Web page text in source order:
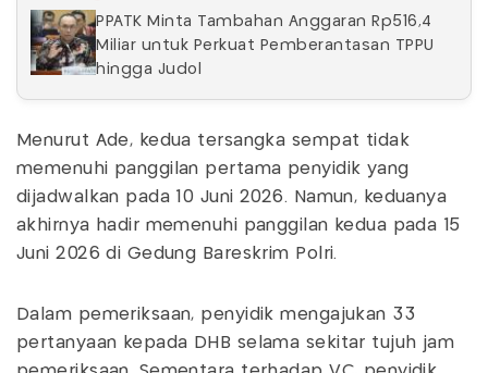
PPATK Minta Tambahan Anggaran Rp516,4
Miliar untuk Perkuat Pemberantasan TPPU
hingga Judol
Menurut Ade, kedua tersangka sempat tidak
memenuhi panggilan pertama penyidik yang
dijadwalkan pada 10 Juni 2026. Namun, keduanya
akhirnya hadir memenuhi panggilan kedua pada 15
Juni 2026 di Gedung Bareskrim Polri.
Dalam pemeriksaan, penyidik mengajukan 33
pertanyaan kepada DHB selama sekitar tujuh jam